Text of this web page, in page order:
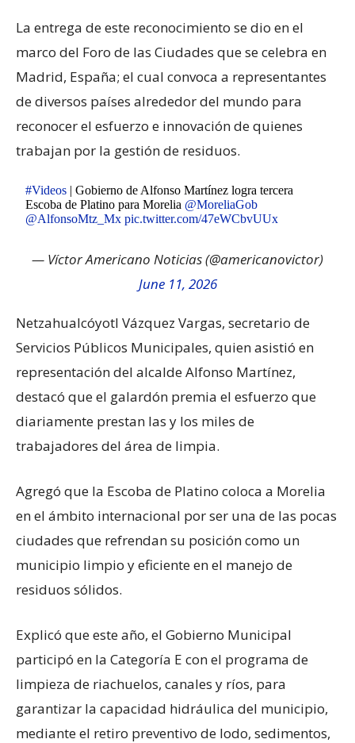
La entrega de este reconocimiento se dio en el
marco del Foro de las Ciudades que se celebra en
Madrid, España; el cual convoca a representantes
de diversos países alrededor del mundo para
reconocer el esfuerzo e innovación de quienes
trabajan por la gestión de residuos.
#Videos | Gobierno de Alfonso Martínez logra tercera
Escoba de Platino para Morelia @MoreliaGob
@AlfonsoMtz_Mx pic.twitter.com/47eWCbvUUx
— Víctor Americano Noticias (@americanovictor)
June 11, 2026
Netzahualcóyotl Vázquez Vargas, secretario de
Servicios Públicos Municipales, quien asistió en
representación del alcalde Alfonso Martínez,
destacó que el galardón premia el esfuerzo que
diariamente prestan las y los miles de
trabajadores del área de limpia.
Agregó que la Escoba de Platino coloca a Morelia
en el ámbito internacional por ser una de las pocas
ciudades que refrendan su posición como un
municipio limpio y eficiente en el manejo de
residuos sólidos.
Explicó que este año, el Gobierno Municipal
participó en la Categoría E con el programa de
limpieza de riachuelos, canales y ríos, para
garantizar la capacidad hidráulica del municipio,
mediante el retiro preventivo de lodo, sedimentos,